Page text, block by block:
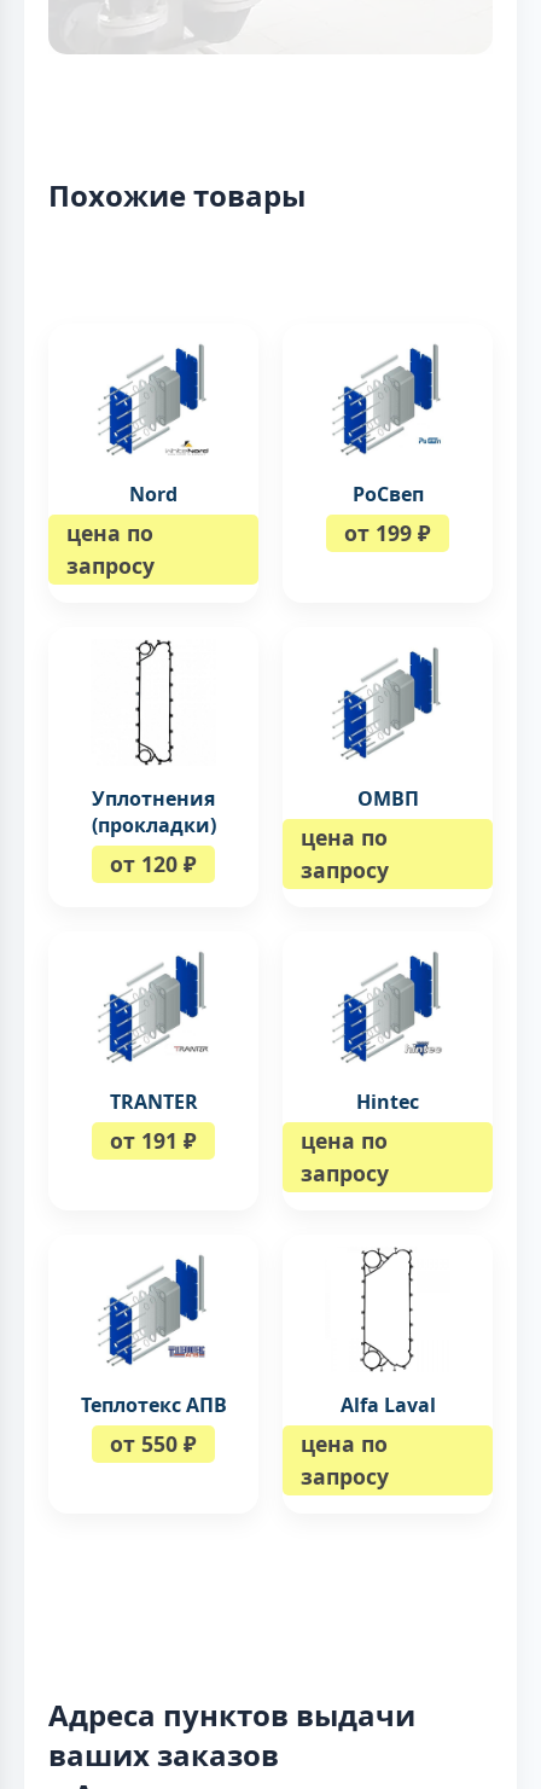
Похожие товары
Nord
цена по
запросу
РоСвеп
от 199 ₽
Уплотнения
(прокладки)
от 120 ₽
ОМВП
цена по
запросу
TRANTER
от 191 ₽
Hintec
цена по
запросу
Теплотекс АПВ
от 550 ₽
Alfa Laval
цена по
запросу
Адреса пунктов выдачи
ваших заказов